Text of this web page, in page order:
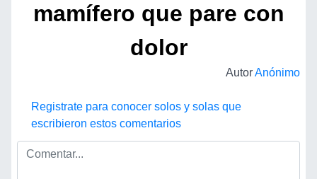
mamífero que pare con
dolor
AutorAnónimo
Registrate para conocer solos y solas que
escribieron estos comentarios